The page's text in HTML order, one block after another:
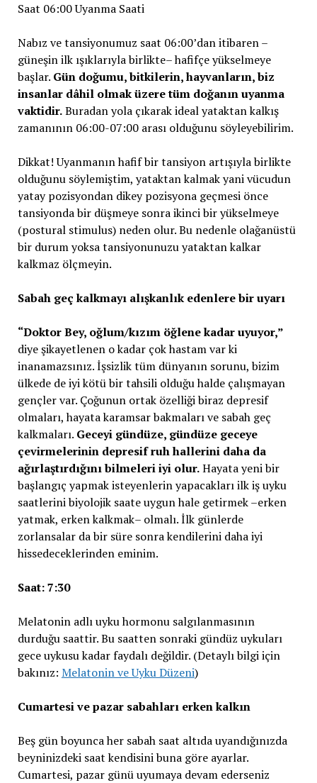
Saat 06:00 Uyanma Saati
Nabız ve tansiyonumuz saat 06:00’dan itibaren –
güneşin ilk ışıklarıyla birlikte– hafifçe yükselmeye
başlar. Gün doğumu, bitkilerin, hayvanların, biz
insanlar dâhil olmak üzere tüm doğanın uyanma
vaktidir.Buradan yola çıkarak ideal yataktan kalkış
zamanının 06:00-07:00 arası olduğunu söyleyebilirim.
Dikkat! Uyanmanın hafif bir tansiyon artışıyla birlikte
olduğunu söylemiştim, yataktan kalmak yani vücudun
yatay pozisyondan dikey pozisyona geçmesi önce
tansiyonda bir düşmeye sonra ikinci bir yükselmeye
(postural stimulus) neden olur. Bu nedenle olağanüstü
bir durum yoksa tansiyonunuzu yataktan kalkar
kalkmaz ölçmeyin.
Sabah geç kalkmayı alışkanlık edenlere bir uyarı
“Doktor Bey, oğlum/kızım öğlene kadar uyuyor,”
diye şikayetlenen o kadar çok hastam var ki
inanamazsınız. İşsizlik tüm dünyanın sorunu, bizim
ülkede de iyi kötü bir tahsili olduğu halde çalışmayan
gençler var. Çoğunun ortak özelliği biraz depresif
olmaları, hayata karamsar bakmaları ve sabah geç
kalkmaları. Geceyi gündüze, gündüze geceye
çevirmelerinin depresif ruh hallerini daha da
ağırlaştırdığını bilmeleri iyi olur.Hayata yeni bir
başlangıç yapmak isteyenlerin yapacakları ilk iş uyku
saatlerini biyolojik saate uygun hale getirmek –erken
yatmak, erken kalkmak– olmalı. İlk günlerde
zorlansalar da bir süre sonra kendilerini daha iyi
hissedeceklerinden eminim.
Saat: 7:30
Melatonin adlı uyku hormonu salgılanmasının
durduğu saattir. Bu saatten sonraki gündüz uykuları
gece uykusu kadar faydalı değildir. (Detaylı bilgi için
bakınız: Melatonin ve Uyku Düzeni)
Cumartesi ve pazar sabahları erken kalkın
Beş gün boyunca her sabah saat altıda uyandığınızda
beyninizdeki saat kendisini buna göre ayarlar.
Cumartesi, pazar günü uyumaya devam ederseniz